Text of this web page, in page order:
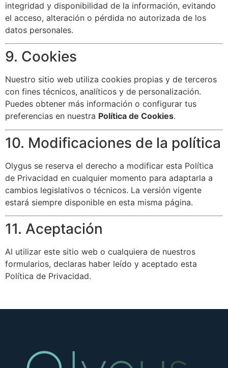
integridad y disponibilidad de la información, evitando
el acceso, alteración o pérdida no autorizada de los
datos personales.
9. Cookies
Nuestro sitio web utiliza cookies propias y de terceros
con fines técnicos, analíticos y de personalización.
Puedes obtener más información o configurar tus
preferencias en nuestra Política de Cookies.
10. Modificaciones de la política
Olygus se reserva el derecho a modificar esta Política
de Privacidad en cualquier momento para adaptarla a
cambios legislativos o técnicos. La versión vigente
estará siempre disponible en esta misma página.
11. Aceptación
Al utilizar este sitio web o cualquiera de nuestros
formularios, declaras haber leído y aceptado esta
Política de Privacidad.